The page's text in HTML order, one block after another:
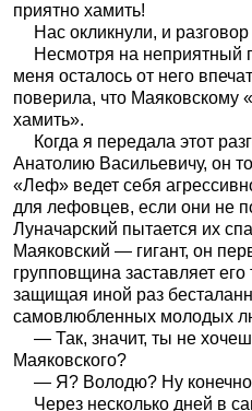
приятно хамить!
Нас окликнули, и
Несмотря на неприятный
меня осталось от него
поверила, что Маяковскому
хамить».
Когда я передала этот
Анатолию Васильевичу, он
«Леф» ведет себя
для лефовцев, если они не
Луначарский пытается их
Маяковский — гигант, он
групповщина заставляет
защищая иной раз
самовлюбленных молодых
— Так, значит, ты не
Маяковского?
— Я? Володю? Ну конечно
Через несколько дней в